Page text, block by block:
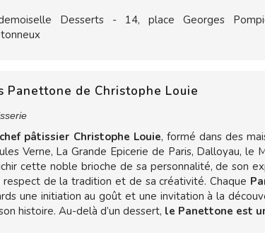
Desserts - 14, place Georges
Panettone de Christophe Louie
chef pâtissier Christophe Louie, formé dans des
Verne, La Grande Epicerie de Paris, Dalloyau, le
cette noble brioche de sa personnalité, de son
respect de la tradition et de sa créativité. Chaque
une initiation au goût et une invitation à la
histoire. Au-delà d’un dessert, le Panettone est